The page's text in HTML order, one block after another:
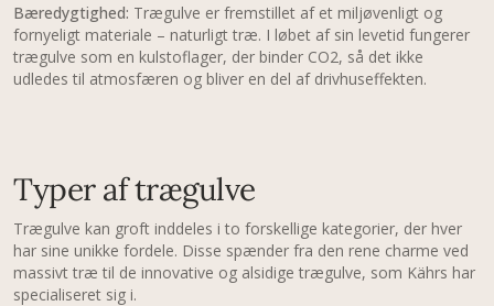
Bæredygtighed: Trægulve er fremstillet af et miljøvenligt og
fornyeligt materiale – naturligt træ. I løbet af sin levetid fungerer
trægulve som en kulstoflager, der binder CO2, så det ikke
udledes til atmosfæren og bliver en del af drivhuseffekten.
Typer af trægulve
Trægulve kan groft inddeles i to forskellige kategorier, der hver
har sine unikke fordele. Disse spænder fra den rene charme ved
massivt træ til de innovative og alsidige trægulve, som Kährs har
specialiseret sig i.